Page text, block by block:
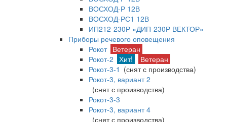
ВОСХОД-Р 12В
ВОСХОД-РС1 12В
ИП212-230Р «ДИП-230Р ВЕКТОР»
Приборы речевого оповещения
Рокот Ветеран
Рокот-2 Хит!
Ветеран
Рокот-3-1 (снят с производства)
Рокот-3, вариант 2
(снят с производства)
Рокот-3-3
Рокот-3, вариант 4
(снят с производства)